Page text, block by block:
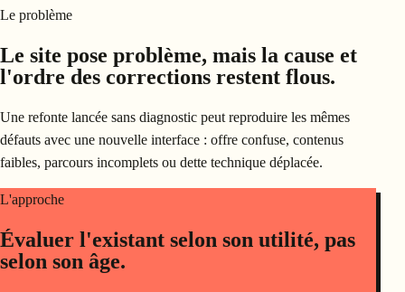
Le problème
Le site pose problème, mais la cause et
l'ordre des corrections restent flous.
Une refonte lancée sans diagnostic peut reproduire les mêmes
défauts avec une nouvelle interface : offre confuse, contenus
faibles, parcours incomplets ou dette technique déplacée.
L'approche
Évaluer l'existant selon son utilité, pas
selon son âge.